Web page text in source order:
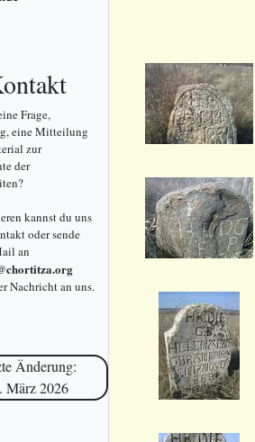
Frage,
eine Mitteilung
zur
der
kannst du uns
oder sende
an
Nachricht an uns.
Änderung:
März 2026